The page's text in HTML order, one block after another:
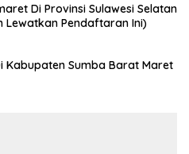
Di Provinsi Sulawesi Selatan
Lewatkan Pendaftaran Ini)
Kabupaten Sumba Barat Maret